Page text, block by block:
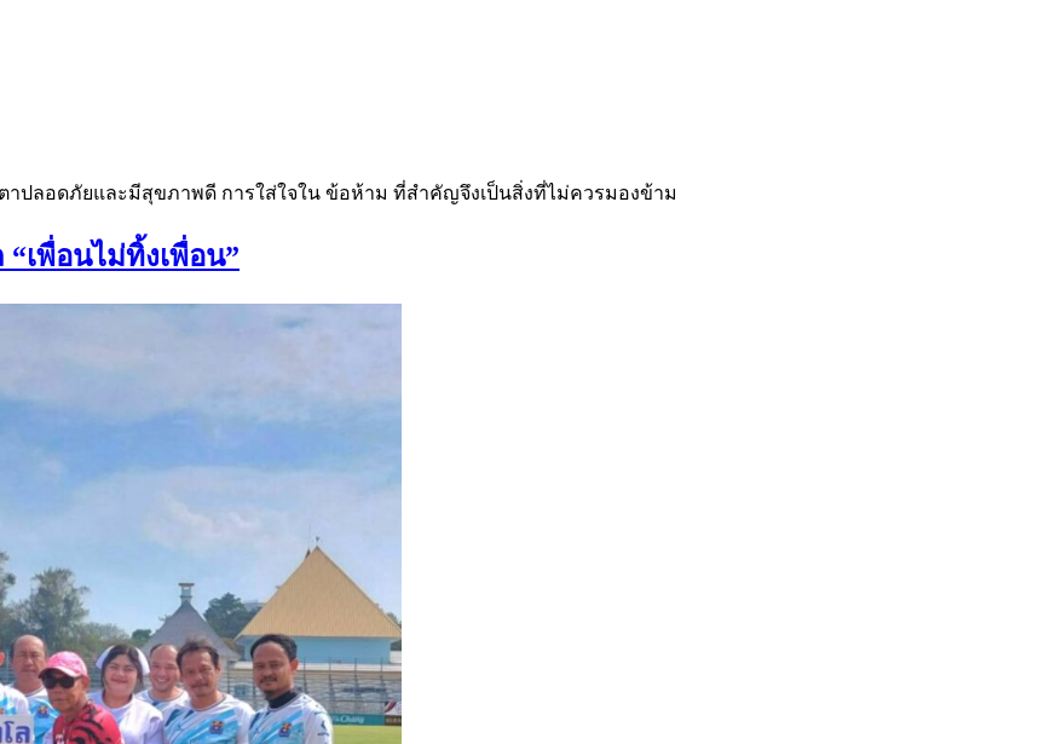
ปลอดภัยและมีสุขภาพดี การใส่ใจใน ข้อห้าม ที่สำคัญจึงเป็นสิ่งที่ไม่ควรมองข้าม
เพื่อนไม่ทิ้งเพื่อน”